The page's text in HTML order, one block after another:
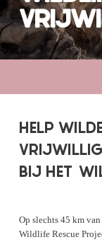
HELP
BIJ HET
Op slechts 45 km
Wildlife Rescue